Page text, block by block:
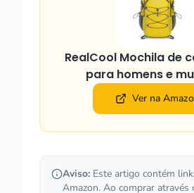
RealCool Mochila de
para homens e
Ver na
Aviso: Este artigo contém
Amazon. Ao comprar através